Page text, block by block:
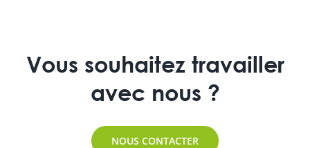
Vous souhaitez travailler
avec nous ?
NOUS CONTACTER